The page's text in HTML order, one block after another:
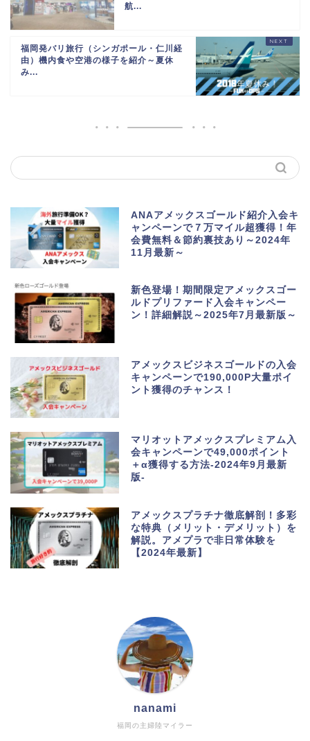
航...
福岡発バリ旅行（シンガポール・仁川経
由）機内食や空港の様子を紹介～夏休
み...
ANAアメックスゴールド紹介入会キ
ャンペーンで７万マイル超獲得！年
会費無料＆節約裏技あり～2024年
11月最新～
新色登場！期間限定アメックスゴー
ルドプリファード入会キャンペー
ン！詳細解説～2025年7月最新版～
アメックスビジネスゴールドの入会
キャンペーンで190,000P大量ポイ
ント獲得のチャンス！
マリオットアメックスプレミアム入
会キャンペーンで49,000ポイント
＋α獲得する方法-2024年9月最新
版-
アメックスプラチナ徹底解剖！多彩
な特典（メリット・デメリット）を
解説。アメプラで非日常体験を
【2024年最新】
福岡の主婦陸マイラー
nanami